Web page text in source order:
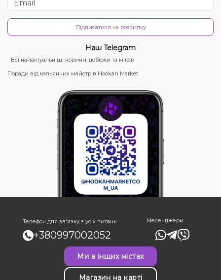
Підписатися на розсилку
Наш Telegram
Всі найактуальніші новини, добірки та мікси
Поради від кальянних майстрів Hookah Market
Телефон для зв'язку з усіх питань
+380997002052
Месенджери
Ми в інших містах
Магазин на карті